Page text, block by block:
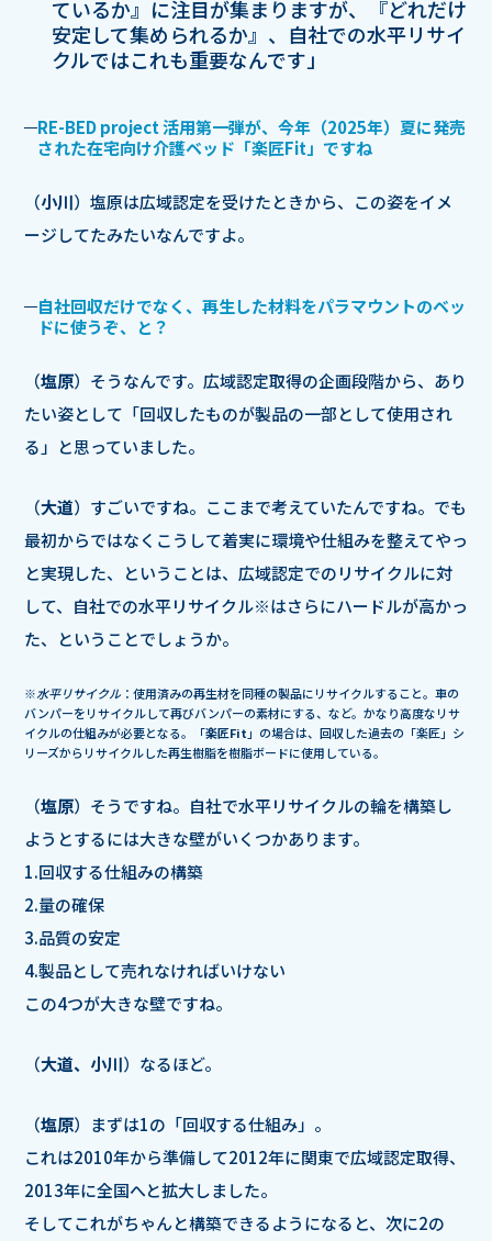
ているか』に注目が集まりますが、『どれだけ
安定して集められるか』、自社での水平リサイ
クルではこれも重要なんです」
RE-BED project 活用第一弾が、今年（2025年）夏に発売
された在宅向け介護ベッド「楽匠Fit」ですね
（小川）塩原は広域認定を受けたときから、この姿をイメ
ージしてたみたいなんですよ。
自社回収だけでなく、再生した材料をパラマウントのベッ
ドに使うぞ、と？
（塩原）そうなんです。広域認定取得の企画段階から、あり
たい姿として「回収したものが製品の一部として使用され
る」と思っていました。
（大道）すごいですね。ここまで考えていたんですね。でも
最初からではなくこうして着実に環境や仕組みを整えてやっ
と実現した、ということは、広域認定でのリサイクルに対
して、自社での水平リサイクル※はさらにハードルが高かっ
た、ということでしょうか。
※水平リサイクル ：使用済みの再生材を同種の製品にリサイクルすること。車の
バンパーをリサイクルして再びバンパーの素材にする、など。かなり高度なリサ
イクルの仕組みが必要となる。「楽匠Fit 」の場合は、回収した過去の「楽匠」シ
リーズからリサイクルした再生樹脂を樹脂ボードに使用している。
（塩原）そうですね。自社で水平リサイクルの輪を構築し
ようとするには大きな壁がいくつかあります。
1.回収する仕組みの構築
2.量の確保
3.品質の安定
4.製品として売れなければいけない
この4つが大きな壁ですね。
（大道、小川）なるほど。
（塩原）まずは1の「回収する仕組み」。
これは2010年から準備して2012年に関東で広域認定取得、
2013年に全国へと拡大しました。
そしてこれがちゃんと構築できるようになると、次に2の